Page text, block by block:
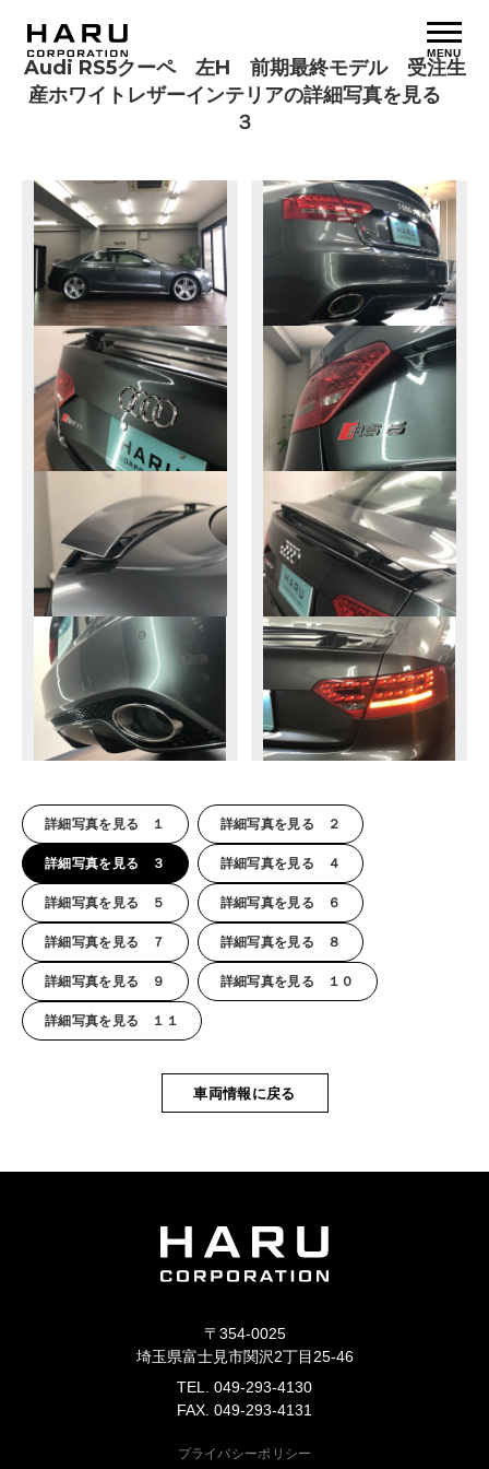
MENU
Audi RS5クーペ 左H 前期最終モデル 受注生
産ホワイトレザーインテリアの詳細写真を見る
３
詳細写真を見る １ 詳細写真を見る ２
詳細写真を見る ３ 詳細写真を見る ４
詳細写真を見る ５ 詳細写真を見る ６
詳細写真を見る ７ 詳細写真を見る ８
詳細写真を見る ９ 詳細写真を見る １０
詳細写真を見る １１
車両情報に戻る
〒354-0025
埼玉県富士見市関沢2丁目25-46
TEL. 049-293-4130
FAX. 049-293-4131
プライバシーポリシー